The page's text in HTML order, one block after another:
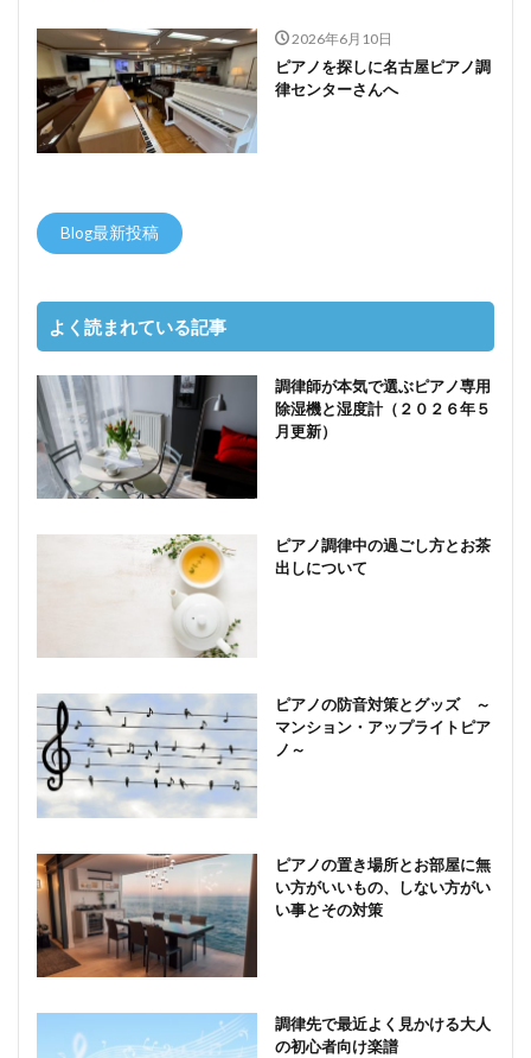
2026年6月10日
ピアノを探しに名古屋ピアノ調
律センターさんへ
Blog最新投稿
よく読まれている記事
調律師が本気で選ぶピアノ専用
除湿機と湿度計（２０２６年５
月更新）
ピアノ調律中の過ごし方とお茶
出しについて
ピアノの防音対策とグッズ ～
マンション・アップライトピア
ノ～
ピアノの置き場所とお部屋に無
い方がいいもの、しない方がい
い事とその対策
調律先で最近よく見かける大人
の初心者向け楽譜